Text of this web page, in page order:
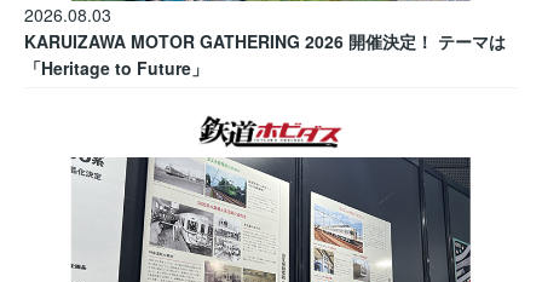
2026.08.03
KARUIZAWA MOTOR GATHERING 2026 開催決定！ テーマは
「Heritage to Future」